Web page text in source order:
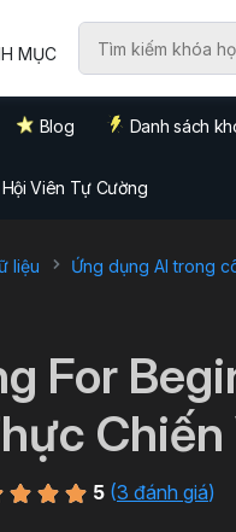
MỤC
Blog Danh sách
Hội Viên Tự Cường
liệu Ứng dụng AI trong
For
Chiến
5 (3 đánh giá)